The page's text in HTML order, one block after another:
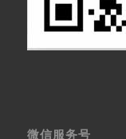
微信服务号